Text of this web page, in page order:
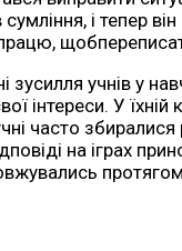
і тепер
учнів у
інтереси. У
часто
на іграх